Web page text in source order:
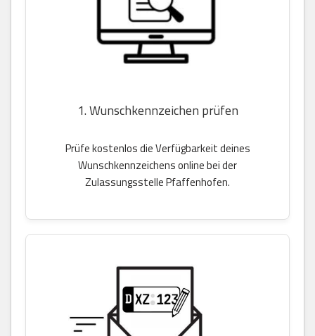
1. Wunschkennzeichen prüfen
Prüfe kostenlos die Verfügbarkeit deines
Wunschkennzeichens online bei der
Zulassungsstelle Pfaffenhofen.